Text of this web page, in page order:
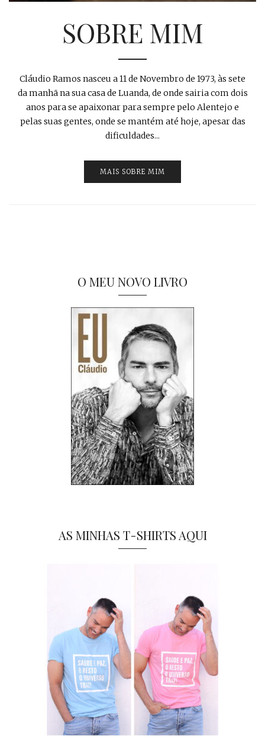
SOBRE MIM
Cláudio Ramos nasceu a 11 de Novembro de 1973, às sete
da manhã na sua casa de Luanda, de onde sairia com dois
anos para se apaixonar para sempre pelo Alentejo e
pelas suas gentes, onde se mantém até hoje, apesar das
dificuldades...
MAIS SOBRE MIM
O MEU NOVO LIVRO
AS MINHAS T-SHIRTS AQUI